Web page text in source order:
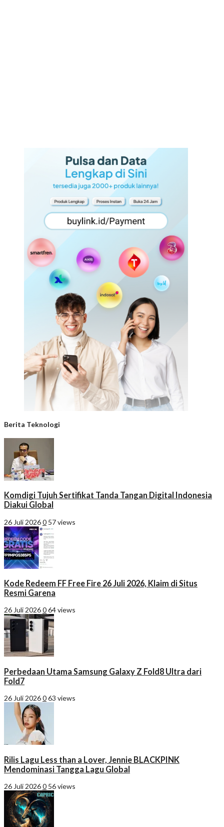
Berita Teknologi
Komdigi Tujuh Sertifikat Tanda Tangan Digital Indonesia
Diakui Global
26 Juli 20260 57 views
Kode Redeem FF Free Fire 26 Juli 2026, Klaim di Situs
Resmi Garena
26 Juli 2026064 views
Perbedaan Utama Samsung Galaxy Z Fold8 Ultra dari
Fold7
26 Juli 2026063 views
Rilis Lagu Less than a Lover, Jennie BLACKPINK
Mendominasi Tangga Lagu Global
26 Juli 20260 56 views